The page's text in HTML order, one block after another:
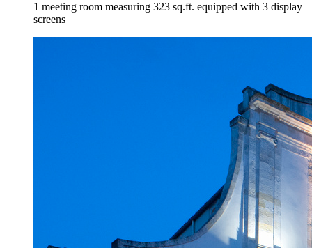
1 meeting room measuring 323 sq.ft. equipped with 3 display
screens